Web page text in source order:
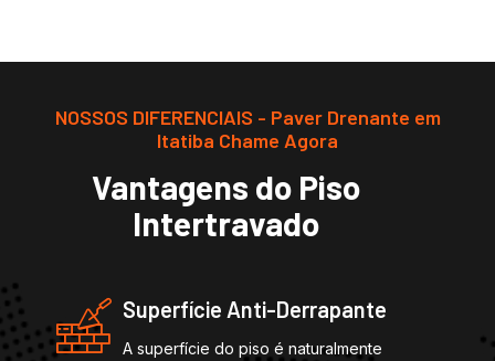
NOSSOS DIFERENCIAIS - Paver Drenante em
Itatiba Chame Agora
Vantagens do Piso
Intertravado
Superfície Anti-Derrapante
A superfície do piso é naturalmente